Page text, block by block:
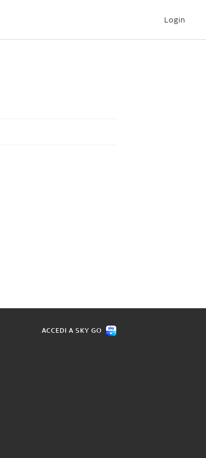
Login
ACCEDI A SKY GO